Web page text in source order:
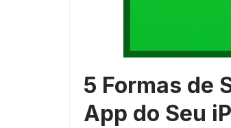
5 Formas de
App do Seu